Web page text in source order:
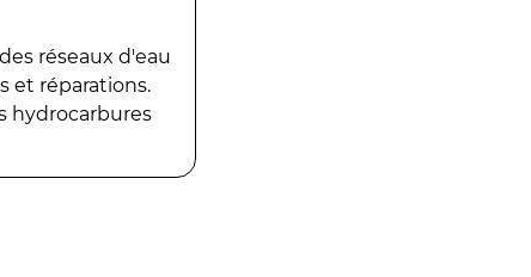
réseaux d'eau
et réparations.
hydrocarbures